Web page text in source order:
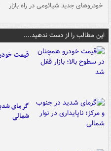
خودروهای جدید شیائومی در راه بازار
این مطالب را از دست ندهید....
قیمت
گرمای
شمالی